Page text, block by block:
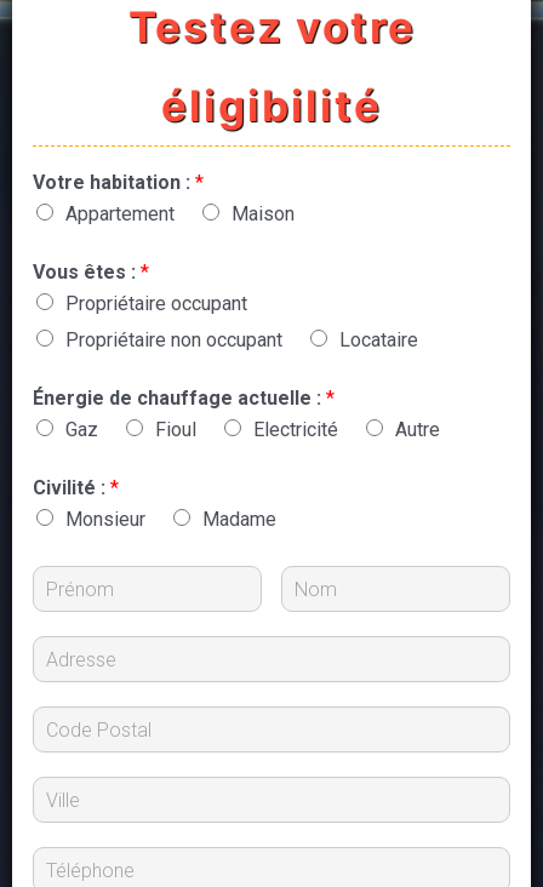
Testez votre
éligibilité
Votre habitation : *
Appartement
Maison
Vous êtes : *
Propriétaire occupant
Propriétaire non occupant
Locataire
Énergie de chauffage actuelle : *
Gaz
Fioul Electricité Autre
Civilité : *
Monsieur
Madame